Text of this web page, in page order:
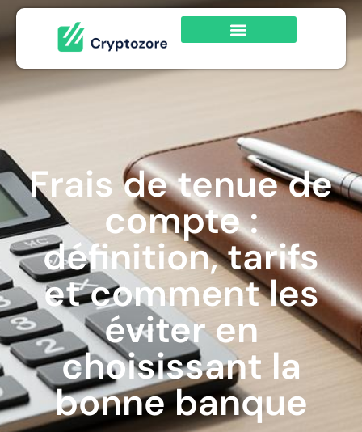
Frais de tenue de
compte :
définition, tarifs
et comment les
éviter en
choisissant la
bonne banque